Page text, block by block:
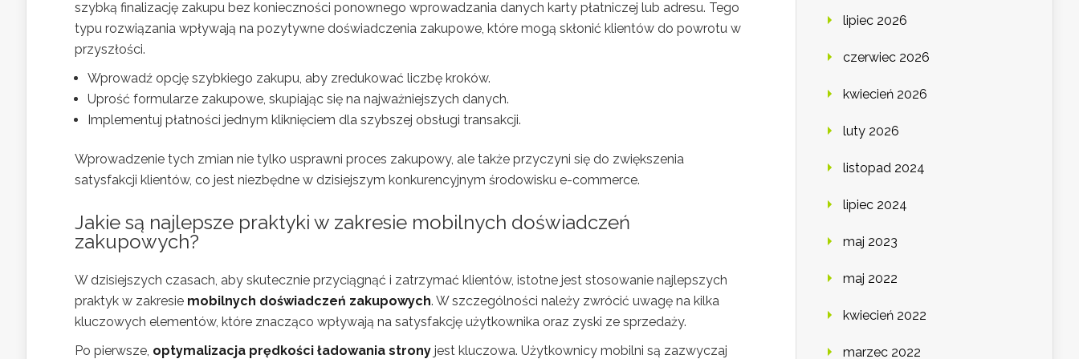
szybką finalizację zakupu bez konieczności ponownego wprowadzania danych karty płatniczej lub adresu. Tego
typu rozwiązania wpływają na pozytywne doświadczenia zakupowe, które mogą skłonić klientów do powrotu w
przyszłości.
Wprowadź opcję szybkiego zakupu, aby zredukować liczbę kroków.
Uprość formularze zakupowe, skupiając się na najważniejszych danych.
Implementuj płatności jednym kliknięciem dla szybszej obsługi transakcji.
Wprowadzenie tych zmian nie tylko usprawni proces zakupowy, ale także przyczyni się do zwiększenia
satysfakcji klientów, co jest niezbędne w dzisiejszym konkurencyjnym środowisku e-commerce.
Jakie są najlepsze praktyki w zakresie mobilnych doświadczeń
zakupowych?
W dzisiejszych czasach, aby skutecznie przyciągnąć i zatrzymać klientów, istotne jest stosowanie najlepszych
praktyk w zakresie mobilnych doświadczeń zakupowych. W szczególności należy zwrócić uwagę na kilka
kluczowych elementów, które znacząco wpływają na satysfakcję użytkownika oraz zyski ze sprzedaży.
Po pierwsze, optymalizacja prędkości ładowania strony jest kluczowa. Użytkownicy mobilni są zazwyczaj
lipiec 2026
czerwiec 2026
kwiecień 2026
luty 2026
listopad 2024
lipiec 2024
maj 2023
maj 2022
kwiecień 2022
marzec 2022